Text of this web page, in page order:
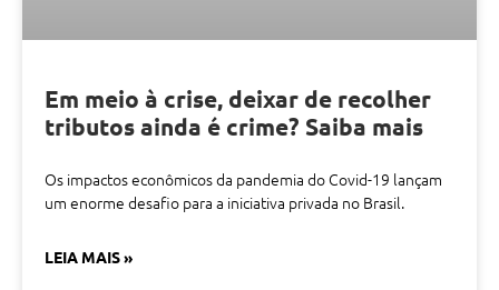
Em meio à crise, deixar de recolher
tributos ainda é crime? Saiba mais
Os impactos econômicos da pandemia do Covid-19 lançam
um enorme desafio para a iniciativa privada no Brasil.
LEIA MAIS »